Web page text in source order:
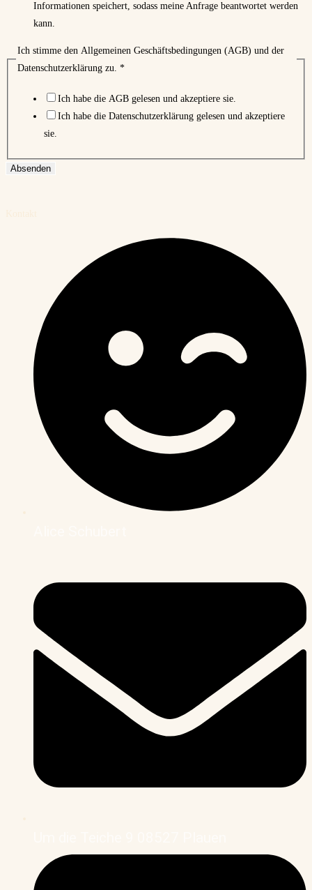
Informationen speichert, sodass meine Anfrage beantwortet werden
kann.
Ich stimme den Allgemeinen Geschäftsbedingungen (AGB) und der
Datenschutzerklärung zu. *
Ich habe die AGB gelesen und akzeptiere sie.
Ich habe die Datenschutzerklärung gelesen und akzeptiere
sie.
Absenden